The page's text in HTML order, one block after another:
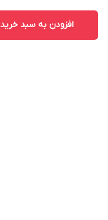
افزودن به سبد خرید